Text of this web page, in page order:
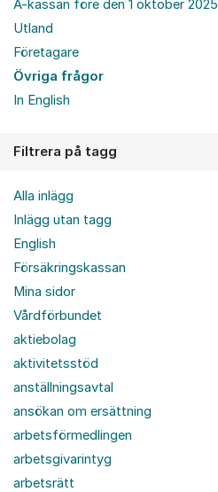
A-kassan före den 1 oktober 2025
Utland
Företagare
Övriga frågor
In English
Filtrera på tagg
Alla inlägg
Inlägg utan tagg
English
Försäkringskassan
Mina sidor
Vårdförbundet
aktiebolag
aktivitetsstöd
anställningsavtal
ansökan om ersättning
arbetsförmedlingen
arbetsgivarintyg
arbetsrätt